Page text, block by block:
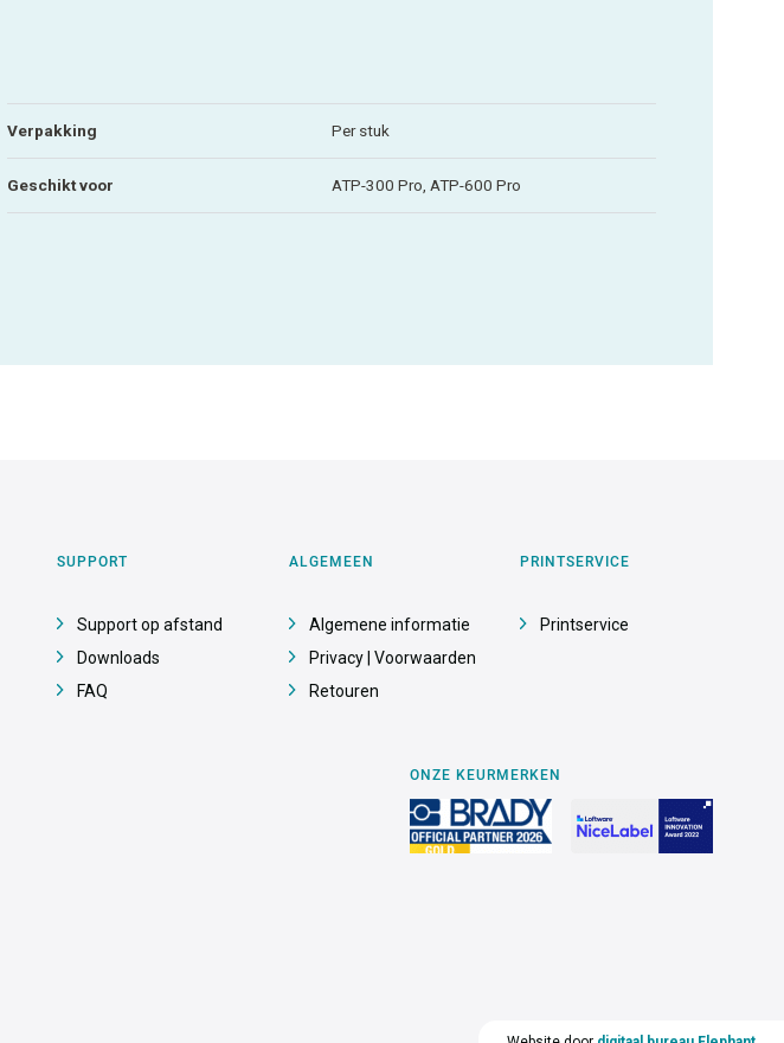
Verpakking Per stuk
Geschikt voor ATP-300 Pro, ATP-600 Pro
SUPPORT
Support op afstand
Downloads
FAQ
ALGEMEEN
Algemene informatie
Privacy | Voorwaarden
Retouren
PRINTSERVICE
Printservice
ONZE KEURMERKEN